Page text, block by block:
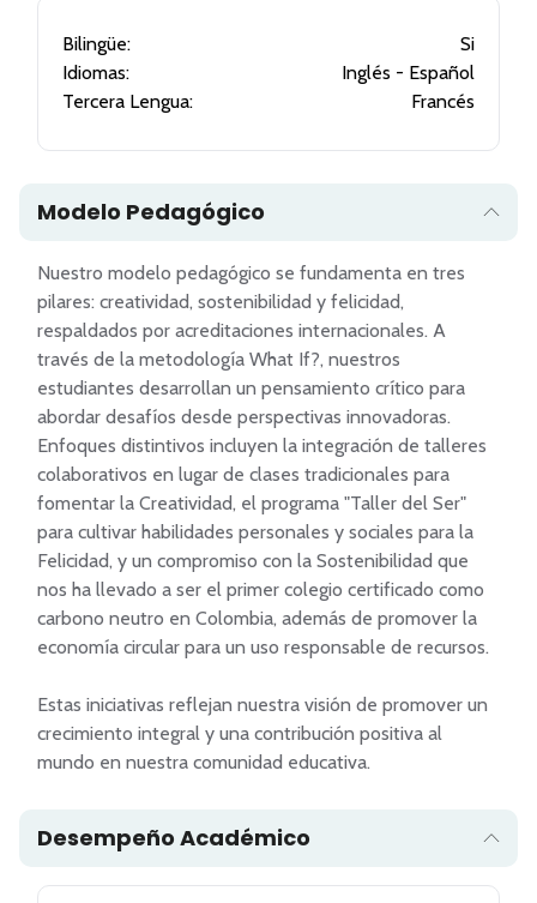
Bilingüe:
Si
Idiomas:
Inglés - Español
Tercera Lengua:
Francés
Modelo Pedagógico
Nuestro modelo pedagógico se fundamenta en tres
pilares: creatividad, sostenibilidad y felicidad,
respaldados por acreditaciones internacionales. A
través de la metodología What If?, nuestros
estudiantes desarrollan un pensamiento crítico para
abordar desafíos desde perspectivas innovadoras.
Enfoques distintivos incluyen la integración de talleres
colaborativos en lugar de clases tradicionales para
fomentar la Creatividad, el programa "Taller del Ser"
para cultivar habilidades personales y sociales para la
Felicidad, y un compromiso con la Sostenibilidad que
nos ha llevado a ser el primer colegio certificado como
carbono neutro en Colombia, además de promover la
economía circular para un uso responsable de recursos.
Estas iniciativas reflejan nuestra visión de promover un
crecimiento integral y una contribución positiva al
Desempeño Académico